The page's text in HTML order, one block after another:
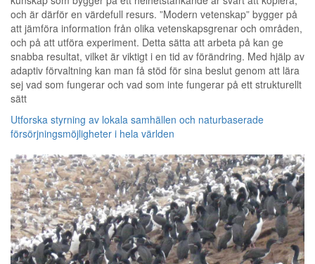
och är därför en värdefull resurs. ”Modern vetenskap” bygger på
att jämföra information från olika vetenskapsgrenar och områden,
och på att utföra experiment. Detta sätta att arbeta på kan ge
snabba resultat, vilket är viktigt i en tid av förändring. Med hjälp av
adaptiv förvaltning kan man få stöd för sina beslut genom att lära
sej vad som fungerar och vad som inte fungerar på ett strukturellt
sätt
Utforska styrning av lokala samhällen och naturbaserade
försörjningsmöjligheter i hela världen